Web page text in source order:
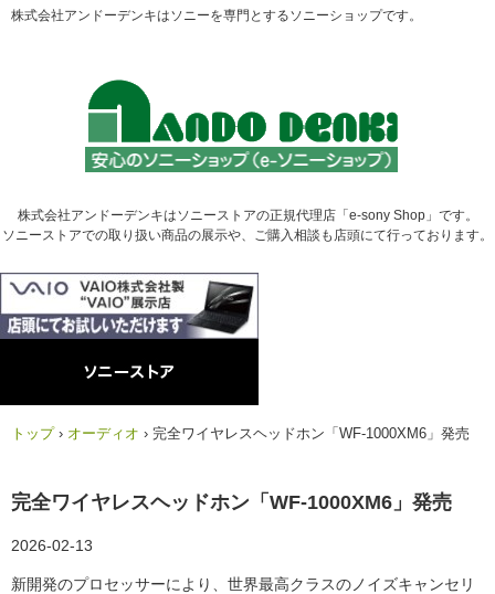
株式会社アンドーデンキはソニーを専門とするソニーショップです。
株式会社アンドーデンキはソニーストアの正規代理店「e-sony Shop」です。
ソニーストアでの取り扱い商品の展示や、ご購入相談も店頭にて行っております。
トップ › オーディオ › 完全ワイヤレスヘッドホン「WF-1000XM6」発売
完全ワイヤレスヘッドホン「WF-1000XM6」発売
2026-02-13
新開発のプロセッサーにより、世界最高クラスのノイズキャンセリ